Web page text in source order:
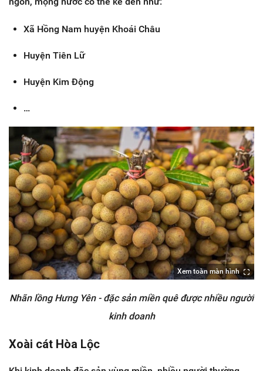
Xã Hồng Nam huyện Khoái Châu
Huyện Tiên Lữ
Huyện Kim Động
…
Xem toàn màn hình
Nhãn lồng Hưng Yên - đặc sản miền quê được nhiều người
kinh doanh
Xoài cát Hòa Lộc